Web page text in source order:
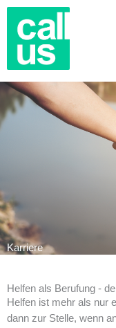
Zum
Inhalt
springen
Karriere
Helfen als Berufung -
Helfen ist mehr als nur
dann zur Stelle, wenn